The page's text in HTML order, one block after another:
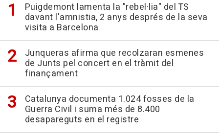
Puigdemont lamenta la "rebel·lia" del TS
davant l'amnistia, 2 anys després de la seva
visita a Barcelona
Junqueras afirma que recolzaran esmenes
de Junts pel concert en el tràmit del
finançament
Catalunya documenta 1.024 fosses de la
Guerra Civil i suma més de 8.400
desapareguts en el registre